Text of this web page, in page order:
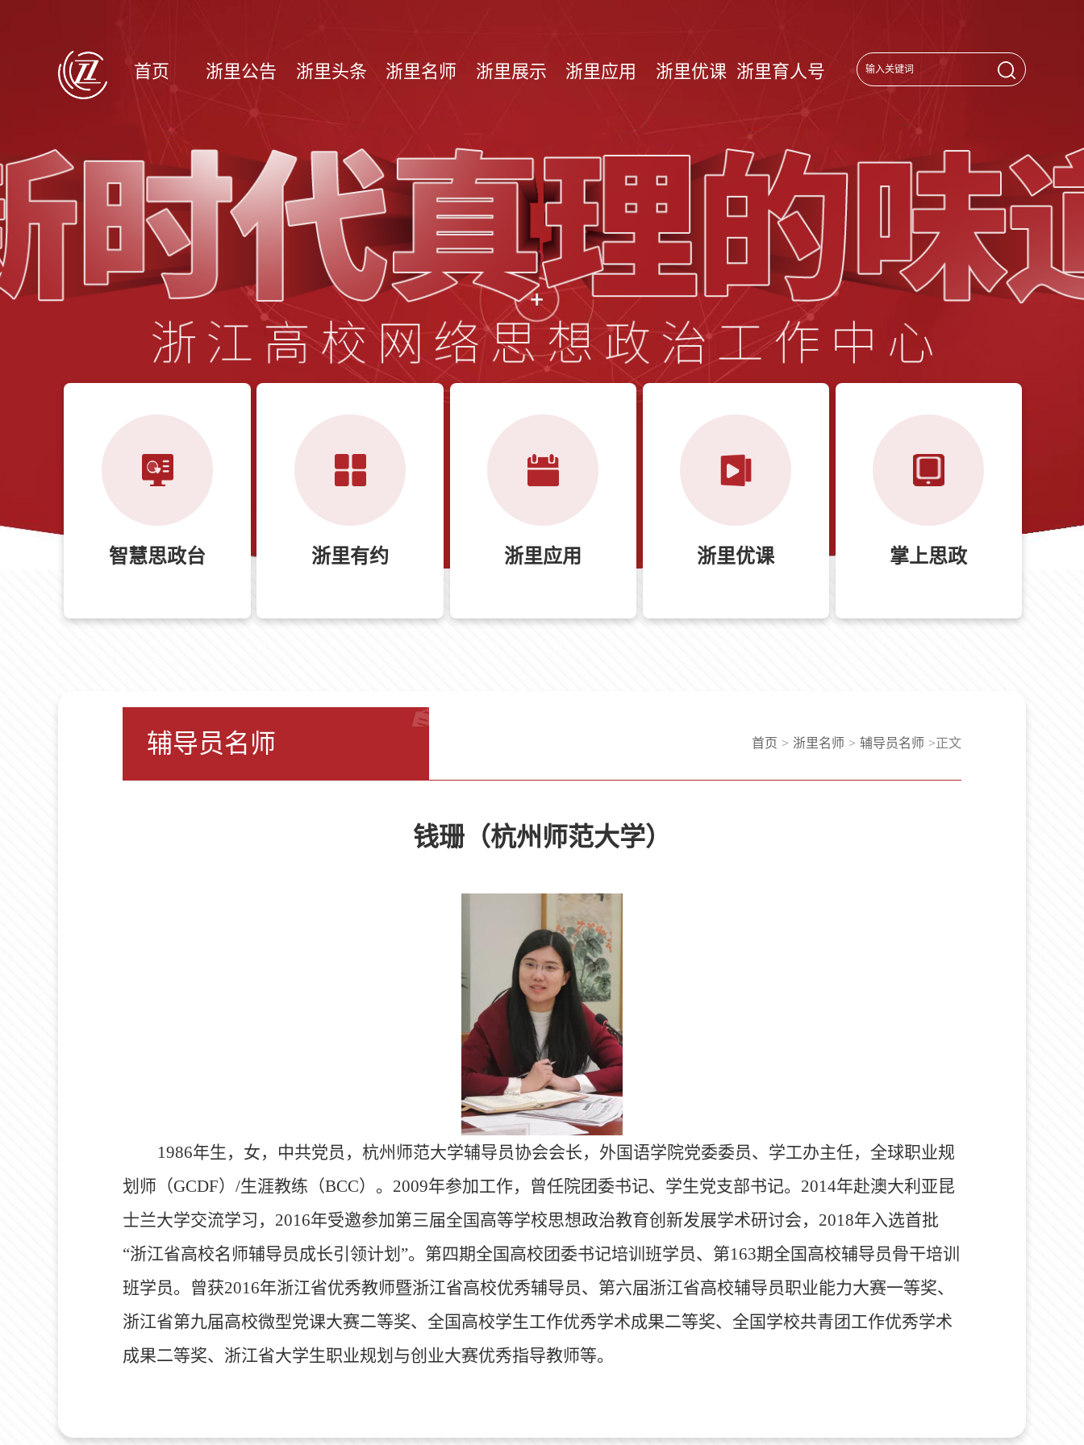
首页 浙里公告 浙里头条 浙里名师 浙里展示 浙里应用 浙里优课 浙里育人号
智慧思政台 浙里有约 浙里应用 浙里优课 掌上思政
辅导员名师 首页 > 浙里名师 > 辅导员名师 >正文
钱珊（杭州师范大学）
1986年生，女，中共党员，杭州师范大学辅导员协会会长，外国语学院党委委员、学工办主任，全球职业规
划师（GCDF） /生涯教练（BCC）。 2009年参加工作，曾任院团委书记、学生党支部书记。 2014年赴澳大利亚昆
士兰大学交流学习， 2016年受邀参加第三届全国高等学校思想政治教育创新发展学术研讨会， 2018年入选首批
“浙江省高校名师辅导员成长引领计划”。第四期全国高校团委书记培训班学员、第163期全国高校辅导员骨干培训
班学员。曾获2016年浙江省优秀教师暨浙江省高校优秀辅导员、第六届浙江省高校辅导员职业能力大赛一等奖、
浙江省第九届高校微型党课大赛二等奖、全国高校学生工作优秀学术成果二等奖、全国学校共青团工作优秀学术
成果二等奖、浙江省大学生职业规划与创业大赛优秀指导教师等。